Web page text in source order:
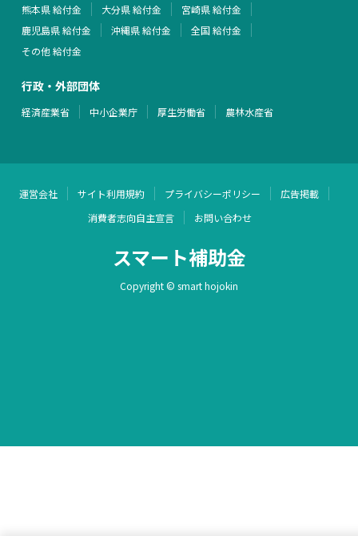
熊本県 給付金
大分県 給付金
宮崎県 給付金
鹿児島県 給付金
沖縄県 給付金
全国 給付金
その他 給付金
行政・外部団体
経済産業省 中小企業庁 厚生労働省 農林水産省
運営会社 サイト利用規約 プライバシーポリシー
広告掲載
消費者志向自主宣言
お問い合わせ
スマート補助金
Copyright © smart hojokin